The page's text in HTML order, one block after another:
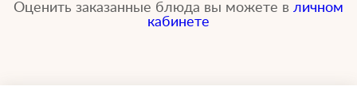
Оценить заказанные блюда вы можете в личном
кабинете